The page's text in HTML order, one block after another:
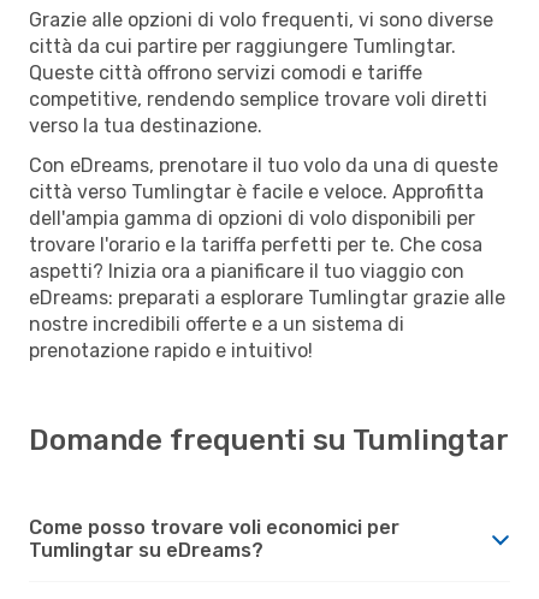
Grazie alle opzioni di volo frequenti, vi sono diverse
città da cui partire per raggiungere Tumlingtar.
Queste città offrono servizi comodi e tariffe
competitive, rendendo semplice trovare voli diretti
verso la tua destinazione.
Con eDreams, prenotare il tuo volo da una di queste
città verso Tumlingtar è facile e veloce. Approfitta
dell'ampia gamma di opzioni di volo disponibili per
trovare l'orario e la tariffa perfetti per te. Che cosa
aspetti? Inizia ora a pianificare il tuo viaggio con
eDreams: preparati a esplorare Tumlingtar grazie alle
nostre incredibili offerte e a un sistema di
prenotazione rapido e intuitivo!
Domande frequenti su Tumlingtar
Come posso trovare voli economici per
Tumlingtar su eDreams?